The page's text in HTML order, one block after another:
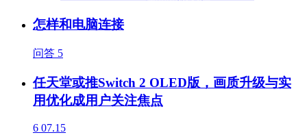
怎样和电脑连接
问答 5
任天堂或推Switch 2 OLED版，画质升级与实
用优化成用户关注焦点
6 07.15